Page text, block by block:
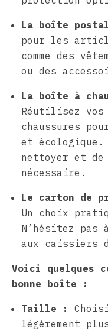
La boîte
pour les
comme des
ou des
La boîte à
Réutilisez
chaussures
et écologique.
nettoyer et
nécessaire.
Le carton de
Un choix
N’hésitez pas
aux caissiers
Voici quelques
bonne boîte :
Taille :
légèrement